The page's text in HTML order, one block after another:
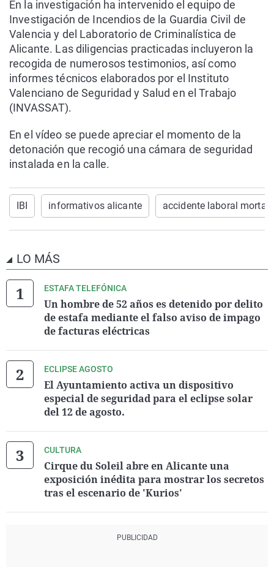
En la investigación ha intervenido el equipo de
Investigación de Incendios de la Guardia Civil de
Valencia y del Laboratorio de Criminalística de
Alicante. Las diligencias practicadas incluyeron la
recogida de numerosos testimonios, así como
informes técnicos elaborados por el Instituto
Valenciano de Seguridad y Salud en el Trabajo
(INVASSAT).
En el vídeo se puede apreciar el momento de la
detonación que recogió una cámara de seguridad
instalada en la calle.
IBI informativos alicante accidente laboral mortal
LO MÁS
ESTAFA TELEFÓNICA
Un hombre de 52 años es detenido por delito
de estafa mediante el falso aviso de impago
de facturas eléctricas
ECLIPSE AGOSTO
El Ayuntamiento activa un dispositivo
especial de seguridad para el eclipse solar
del 12 de agosto.
CULTURA
Cirque du Soleil abre en Alicante una
exposición inédita para mostrar los secretos
tras el escenario de 'Kurios'